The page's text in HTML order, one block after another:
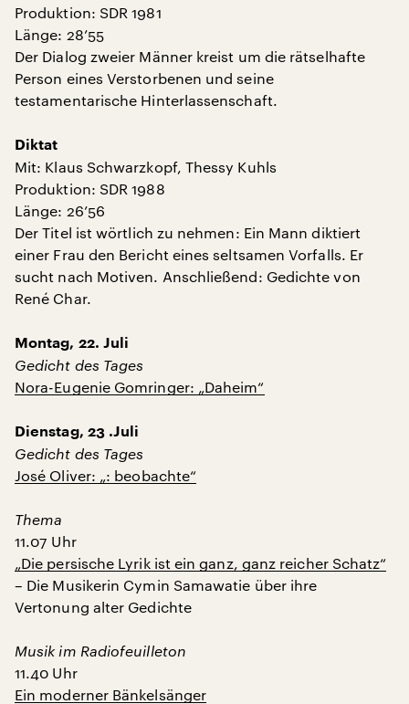
Produktion: SDR 1981
Länge: 28’55
Der Dialog zweier Männer kreist um die rätselhafte
Person eines Verstorbenen und seine
testamentarische Hinterlassenschaft.
Diktat
Mit: Klaus Schwarzkopf, Thessy Kuhls
Produktion: SDR 1988
Länge: 26’56
Der Titel ist wörtlich zu nehmen: Ein Mann diktiert
einer Frau den Bericht eines seltsamen Vorfalls. Er
sucht nach Motiven. Anschließend: Gedichte von
René Char.
Montag, 22. Juli
Gedicht des Tages
Nora-Eugenie Gomringer: „Daheim“
Dienstag, 23 .Juli
Gedicht des Tages
José Oliver: „: beobachte“
Thema
11.07 Uhr
„Die persische Lyrik ist ein ganz, ganz reicher Schatz“
– Die Musikerin Cymin Samawatie über ihre
Vertonung alter Gedichte
Musik im Radiofeuilleton
11.40 Uhr
Ein moderner Bänkelsänger